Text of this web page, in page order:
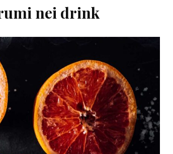
nei drink